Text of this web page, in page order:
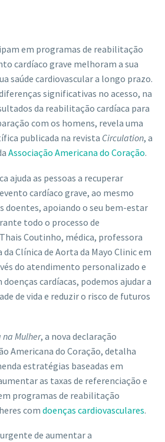
em programas de reabilitação
cardíaco grave melhoram a sua
saúde cardiovascular a longo prazo.
significativas no acesso, na
da reabilitação cardíaca para
com os homens, revela uma
publicada na revista Circulation, a
Associação Americana do Coração.
ajuda as pessoas a recuperar
cardíaco grave, ao mesmo
doentes, apoiando o seu bem-estar
todo o processo de
Coutinho, médica, professora
Clínica de Aorta da Mayo Clinic em
do atendimento personalizado e
cardíacas, podemos ajudar a
de vida e reduzir o risco de futuros
Mulher, a nova declaração
Americana do Coração, detalha
estratégias baseadas em
as taxas de referenciação e
programas de reabilitação
com doenças cardiovasculares.
de aumentar a